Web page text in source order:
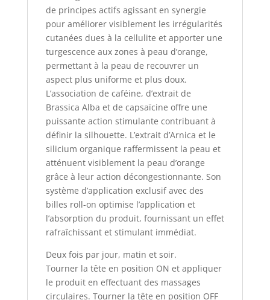
de principes actifs agissant en synergie
pour améliorer visiblement les irrégularités
cutanées dues à la cellulite et apporter une
turgescence aux zones à peau d’orange,
permettant à la peau de recouvrer un
aspect plus uniforme et plus doux.
L’association de caféine, d’extrait de
Brassica Alba et de capsaïcine offre une
puissante action stimulante contribuant à
définir la silhouette. L’extrait d’Arnica et le
silicium organique raffermissent la peau et
atténuent visiblement la peau d’orange
grâce à leur action décongestionnante. Son
système d’application exclusif avec des
billes roll-on optimise l’application et
l’absorption du produit, fournissant un effet
rafraîchissant et stimulant immédiat.
Deux fois par jour, matin et soir.
Tourner la tête en position ON et appliquer
le produit en effectuant des massages
circulaires. Tourner la tête en position OFF